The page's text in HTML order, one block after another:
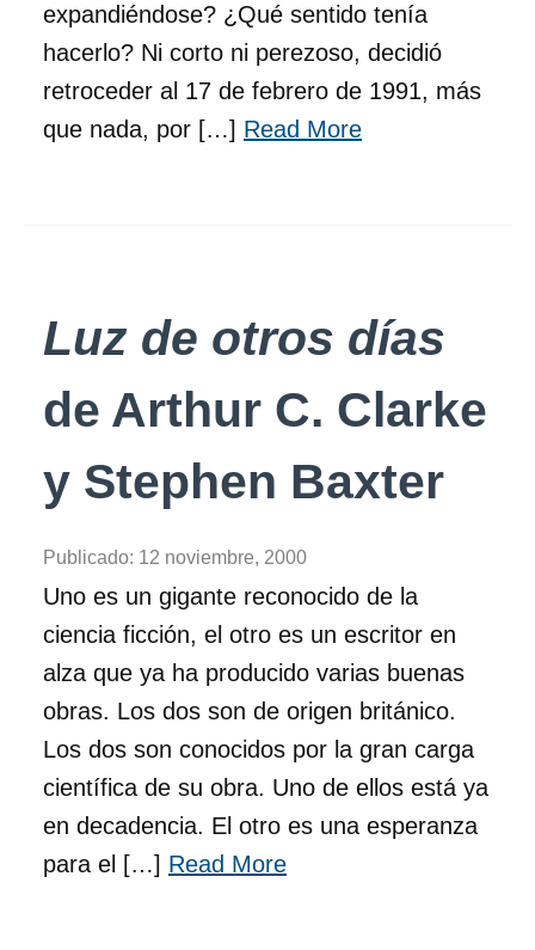
expandiéndose? ¿Qué sentido tenía
hacerlo? Ni corto ni perezoso, decidió
retroceder al 17 de febrero de 1991, más
que nada, por […] Read More
Luz de otros días
de Arthur C. Clarke
y Stephen Baxter
Publicado: 12 noviembre, 2000
Uno es un gigante reconocido de la
ciencia ficción, el otro es un escritor en
alza que ya ha producido varias buenas
obras. Los dos son de origen británico.
Los dos son conocidos por la gran carga
científica de su obra. Uno de ellos está ya
en decadencia. El otro es una esperanza
para el […] Read More